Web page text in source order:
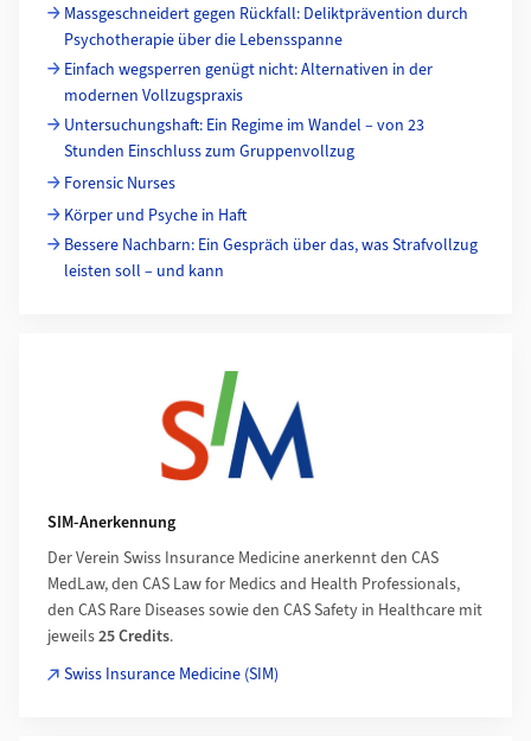
Massgeschneidert gegen Rückfall: Deliktprävention durch
Psychotherapie über die Lebensspanne
Einfach wegsperren genügt nicht: Alternativen in der
modernen Vollzugspraxis
Untersuchungshaft: Ein Regime im Wandel – von 23
Stunden Einschluss zum Gruppenvollzug
Forensic Nurses
Körper und Psyche in Haft
Bessere Nachbarn: Ein Gespräch über das, was Strafvollzug
leisten soll – und kann
SIM-Anerkennung
Der Verein Swiss Insurance Medicine anerkennt den CAS
MedLaw, den CAS Law for Medics and Health Professionals,
den CAS Rare Diseases sowie den CAS Safety in Healthcare mit
jeweils25 Credits.
Swiss Insurance Medicine (SIM)